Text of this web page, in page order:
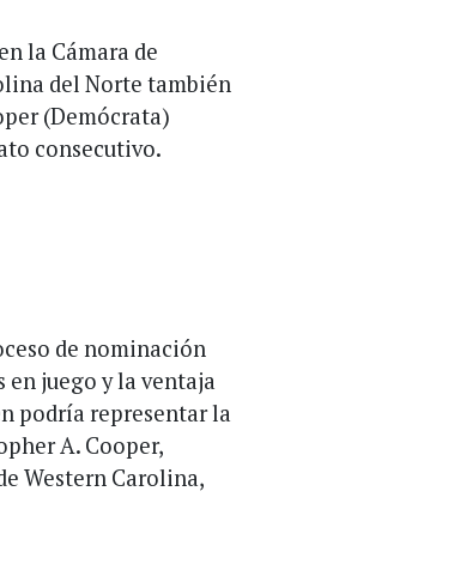
la Cámara de
del Norte también
(Demócrata)
consecutivo.
de nominación
en juego y la ventaja
podría representar la
A. Cooper,
Western Carolina,